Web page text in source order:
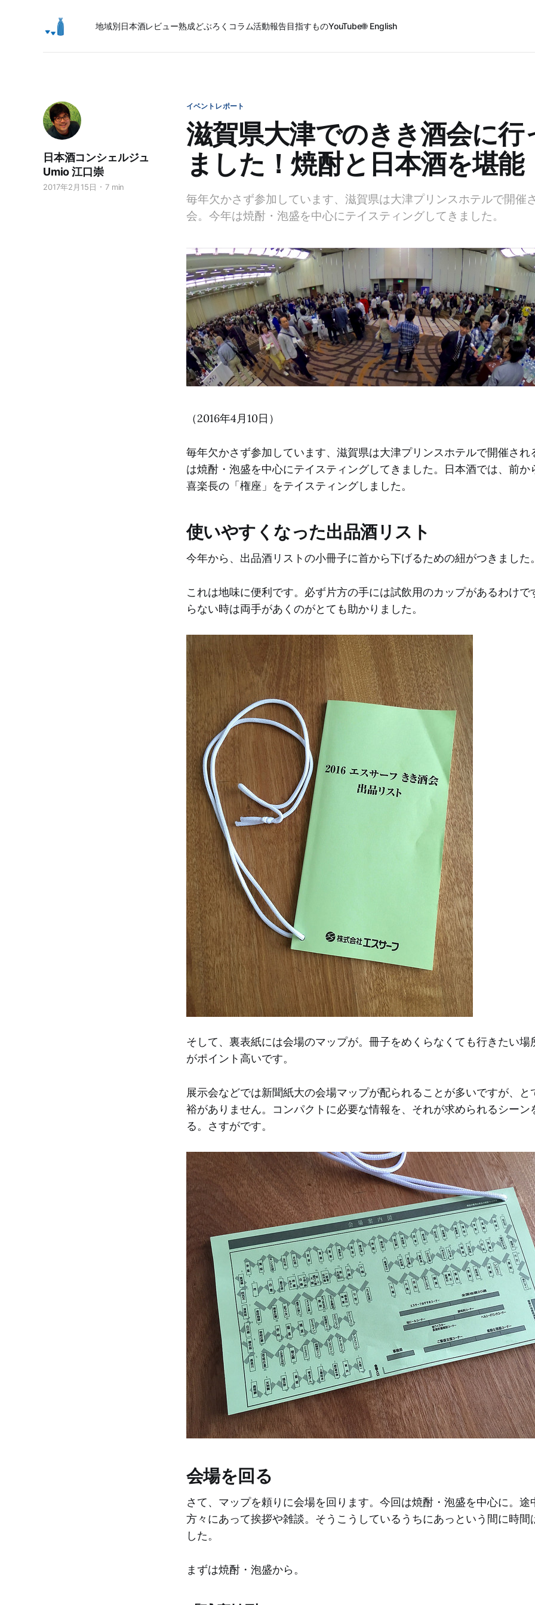
地域別日本酒レビュー熟成どぶろく コラム活動報告目指すものYouTube🌐 English
イベントレポート
滋賀県大津でのきき酒会に行
ました！焼酎と日本酒を堪能
日本酒コンシェルジュ
Umio 江口崇
2017年2月15日 7 min
毎年欠かさず参加しています、滋賀県は大津プリンスホテルで開催
会。今年は焼酎・泡盛を中心にテイスティングしてきました。
（2016年4月10日）
毎年欠かさず参加しています、滋賀県は大津プリンスホテルで開催され
は焼酎・泡盛を中心にテイスティングしてきました。日本酒では、前か
喜楽長の「権座」をテイスティングしました。
使いやすくなった出品酒リスト
今年から、出品酒リストの小冊子に首から下げるための紐がつきました。
これは地味に便利です。必ず片方の手には試飲用のカップがあるわけで
らない時は両手があくのがとても助かりました。
そして、裏表紙には会場のマップが。冊子をめくらなくても行きたい場
がポイント高いです。
展示会などでは新聞紙大の会場マップが配られることが多いですが、と
裕がありません。コンパクトに必要な情報を、それが求められるシーン
る。さすがです。
会場を回る
さて、マップを頼りに会場を回ります。今回は焼酎・泡盛を中心に。途
方々にあって挨拶や雑談。そうこうしているうちにあっという間に時間
した。
まずは焼酎・泡盛から。